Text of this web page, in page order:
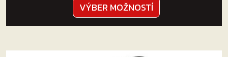
VÝBER MOŽNOSTÍ
produkt